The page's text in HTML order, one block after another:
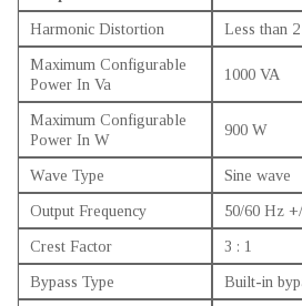
Harmonic Distortion
Less than
Maximum Configurable
Power In Va
1000 VA
Maximum Configurable
Power In W
900 W
Wave Type
Sine wave
Output Frequency
50/60 Hz
Crest Factor
3 : 1
Bypass Type
Built-in